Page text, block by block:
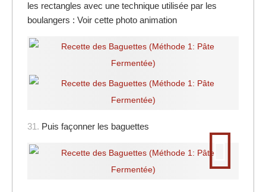
les rectangles avec une technique utilisée par les
boulangers : Voir cette photo animation
31. Puis façonner les baguettes